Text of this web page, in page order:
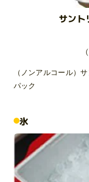
サント
（ノンアルコール）
パック
氷